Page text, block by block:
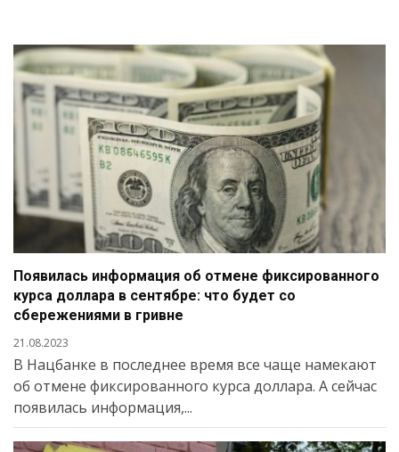
Появилась информация об отмене фиксированного
курса доллара в сентябре: что будет со
сбережениями в гривне
21.08.2023
В Нацбанке в последнее время все чаще намекают
об отмене фиксированного курса доллара. А сейчас
появилась информация,...